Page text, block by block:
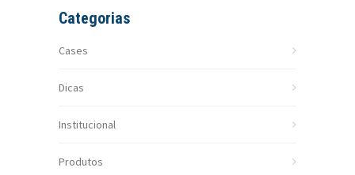
Categorias
Cases
Dicas
Institucional
Produtos